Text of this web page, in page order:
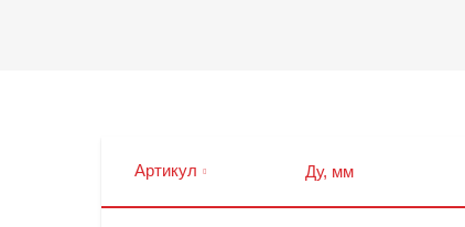
Артикул Ду, мм